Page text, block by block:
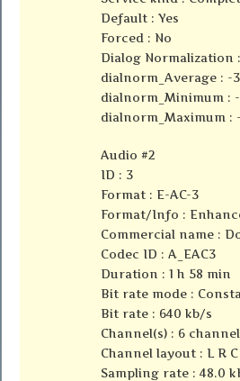
Default : Yes
Forced : No
Dialog Normalization :
dialnorm_Average : -
dialnorm_Minimum : -
dialnorm_Maximum :
Audio #2
ID : 3
Format : E-AC-3
Format/Info :
Commercial name :
Codec ID : A_EAC3
Duration : 1 h 58 min
Bit rate mode :
Bit rate : 640 kb/s
Channel(s) : 6
Channel layout : L R C
Sampling rate : 48.0